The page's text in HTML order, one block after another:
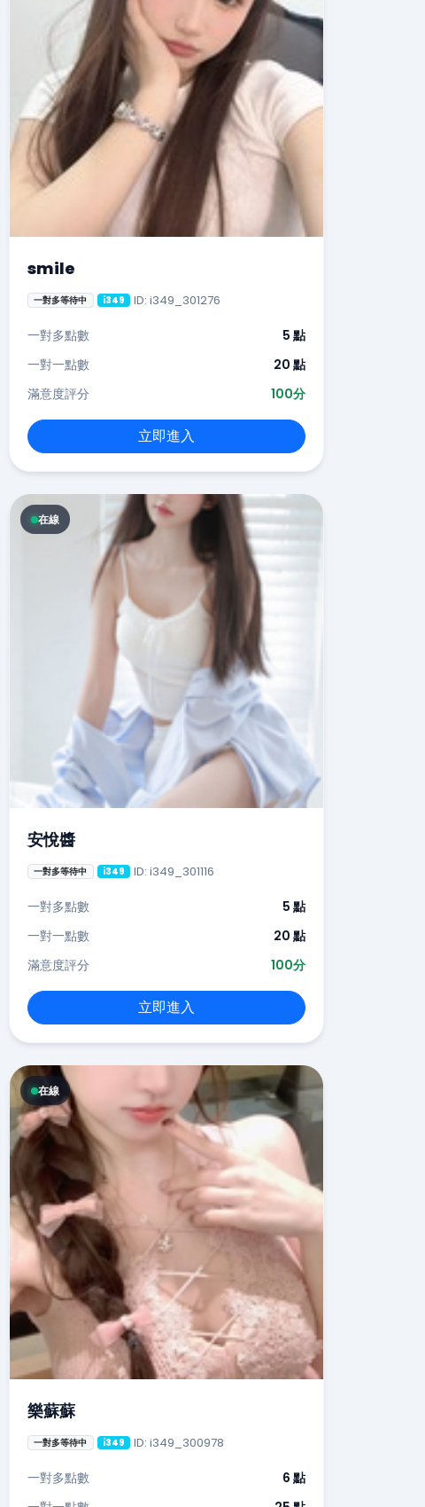
smile
一對多等待中 i349 ID: i349_301276
一對多點數
5 點
一對一點數
20 點
滿意度評分
100分
立即進入
在線
安悅醬
一對多等待中 i349 ID: i349_301116
一對多點數
5 點
一對一點數
20 點
滿意度評分
100分
立即進入
在線
樂蘇蘇
一對多等待中 i349 ID: i349_300978
一對多點數
6 點